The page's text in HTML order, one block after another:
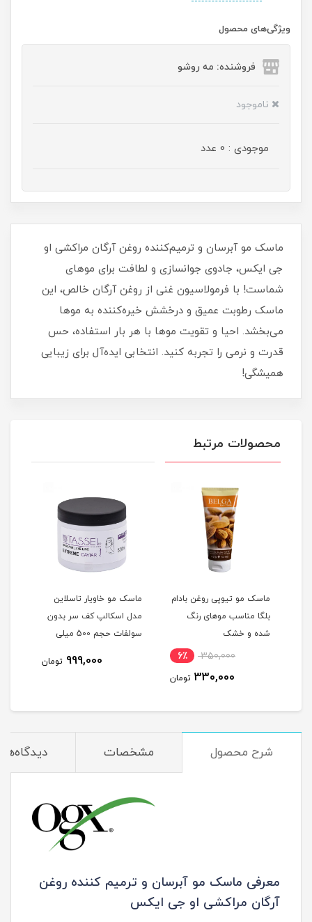
ویژگی‌های محصول
فروشنده: مه رو‌شو
ناموجود
موجودی : 0 عدد
ماسک مو آبرسان و ترمیم‌کننده روغن آرگان مراکشی او
جی ایکس، جادوی جوانسازی و لطافت برای موهای
شماست! با فرمولاسیون غنی از روغن آرگان خالص، این
ماسک رطوبت عمیق و درخشش خیره‌کننده به موها
می‌بخشد. احیا و تقویت موها با هر بار استفاده، حس
قدرت و نرمی را تجربه کنید. انتخابی ایده‌آل برای زیبایی
همیشگی!
محصولات مرتبط
ماسک مو تیوپی روغن بادام
بلگا مناسب موهای رنگ
شده و خشک
350,000 6٪
330,000 تومان
ماسک مو خاویار تاسلاین
مدل اسکالپ کف سر بدون
سولفات حجم 500 میلی
999,000 تومان
شرح محصول مشخصات دیدگاه‌ها
معرفی ماسک مو آبرسان و ترمیم کننده روغن
آرگان مراکشی او جی ایکس